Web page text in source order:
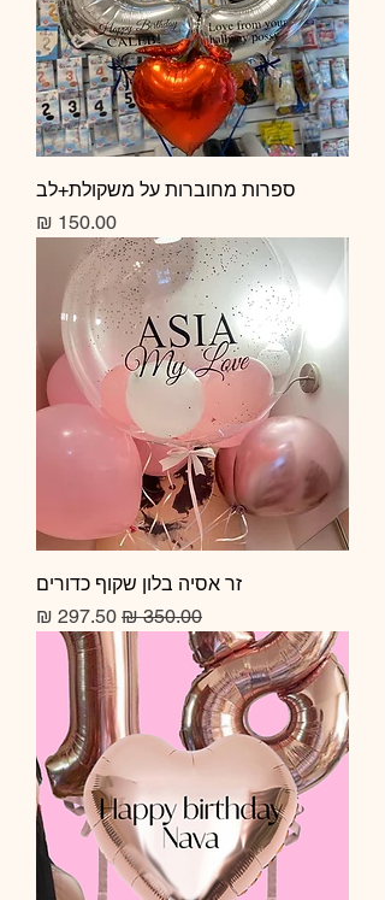
ספרות מחוברות על משקולת+לב
מחיר
זר אסיה בלון שקוף כדורים
מחיר רגיל מחיר מבצע